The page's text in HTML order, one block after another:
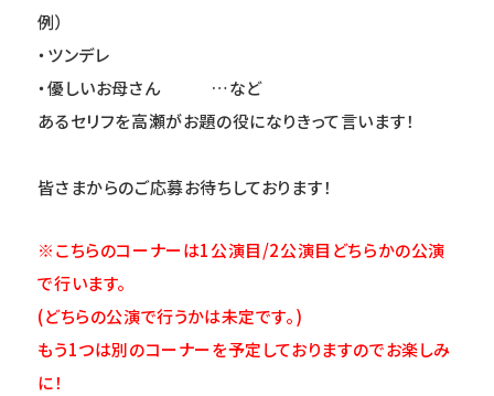
例）
・ツンデレ
・優しいお母さん …など
あるセリフを高瀬がお題の役になりきって言います！
皆さまからのご応募お待ちしております！
※こちらのコーナーは1公演目/2公演目どちらかの公演
で行います。
(どちらの公演で行うかは未定です。)
もう1つは別のコーナーを予定しておりますのでお楽しみ
に！